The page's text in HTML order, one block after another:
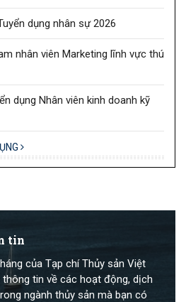
dụng nhân sự 2026
nhân viên Marketing lĩnh vực thú
dụng Nhân viên kinh doanh kỹ
tin
của Tạp chí Thủy sản Việt
tin về các hoạt động, dịch
ngành thủy sản mà bạn có